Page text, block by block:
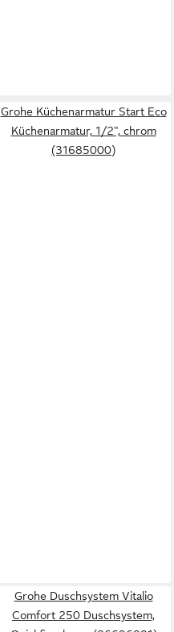
Grohe Küchenarmatur Start Eco
Küchenarmatur, 1/2", chrom
(31685000)
Grohe Duschsystem Vitalio
Comfort 250 Duschsystem,